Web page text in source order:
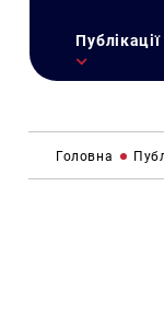
Публікації
Головна